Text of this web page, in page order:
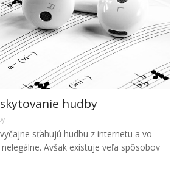
hudby
sťahujú hudbu z internetu a vo
Avšak existuje veľa spôsobov